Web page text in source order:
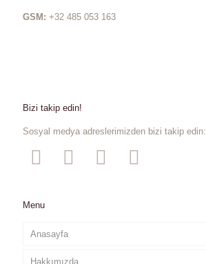
GSM: +32 485 053 163
Bizi takip edin!
Sosyal medya adreslerimizden bizi takip edin:
Menu
Anasayfa
Hakkımızda